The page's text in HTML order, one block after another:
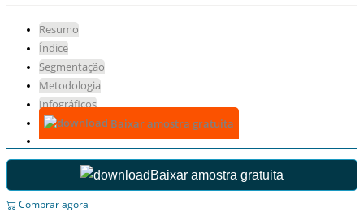
Resumo
Índice
Segmentação
Metodologia
Infográficos
Baixar amostra gratuita
Baixar amostra gratuita
Comprar agora